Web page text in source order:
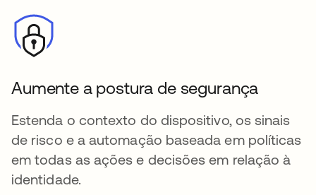
Aumente a postura de segurança
Estenda o contexto do dispositivo, os sinais
de risco e a automação baseada em políticas
em todas as ações e decisões em relação à
identidade.